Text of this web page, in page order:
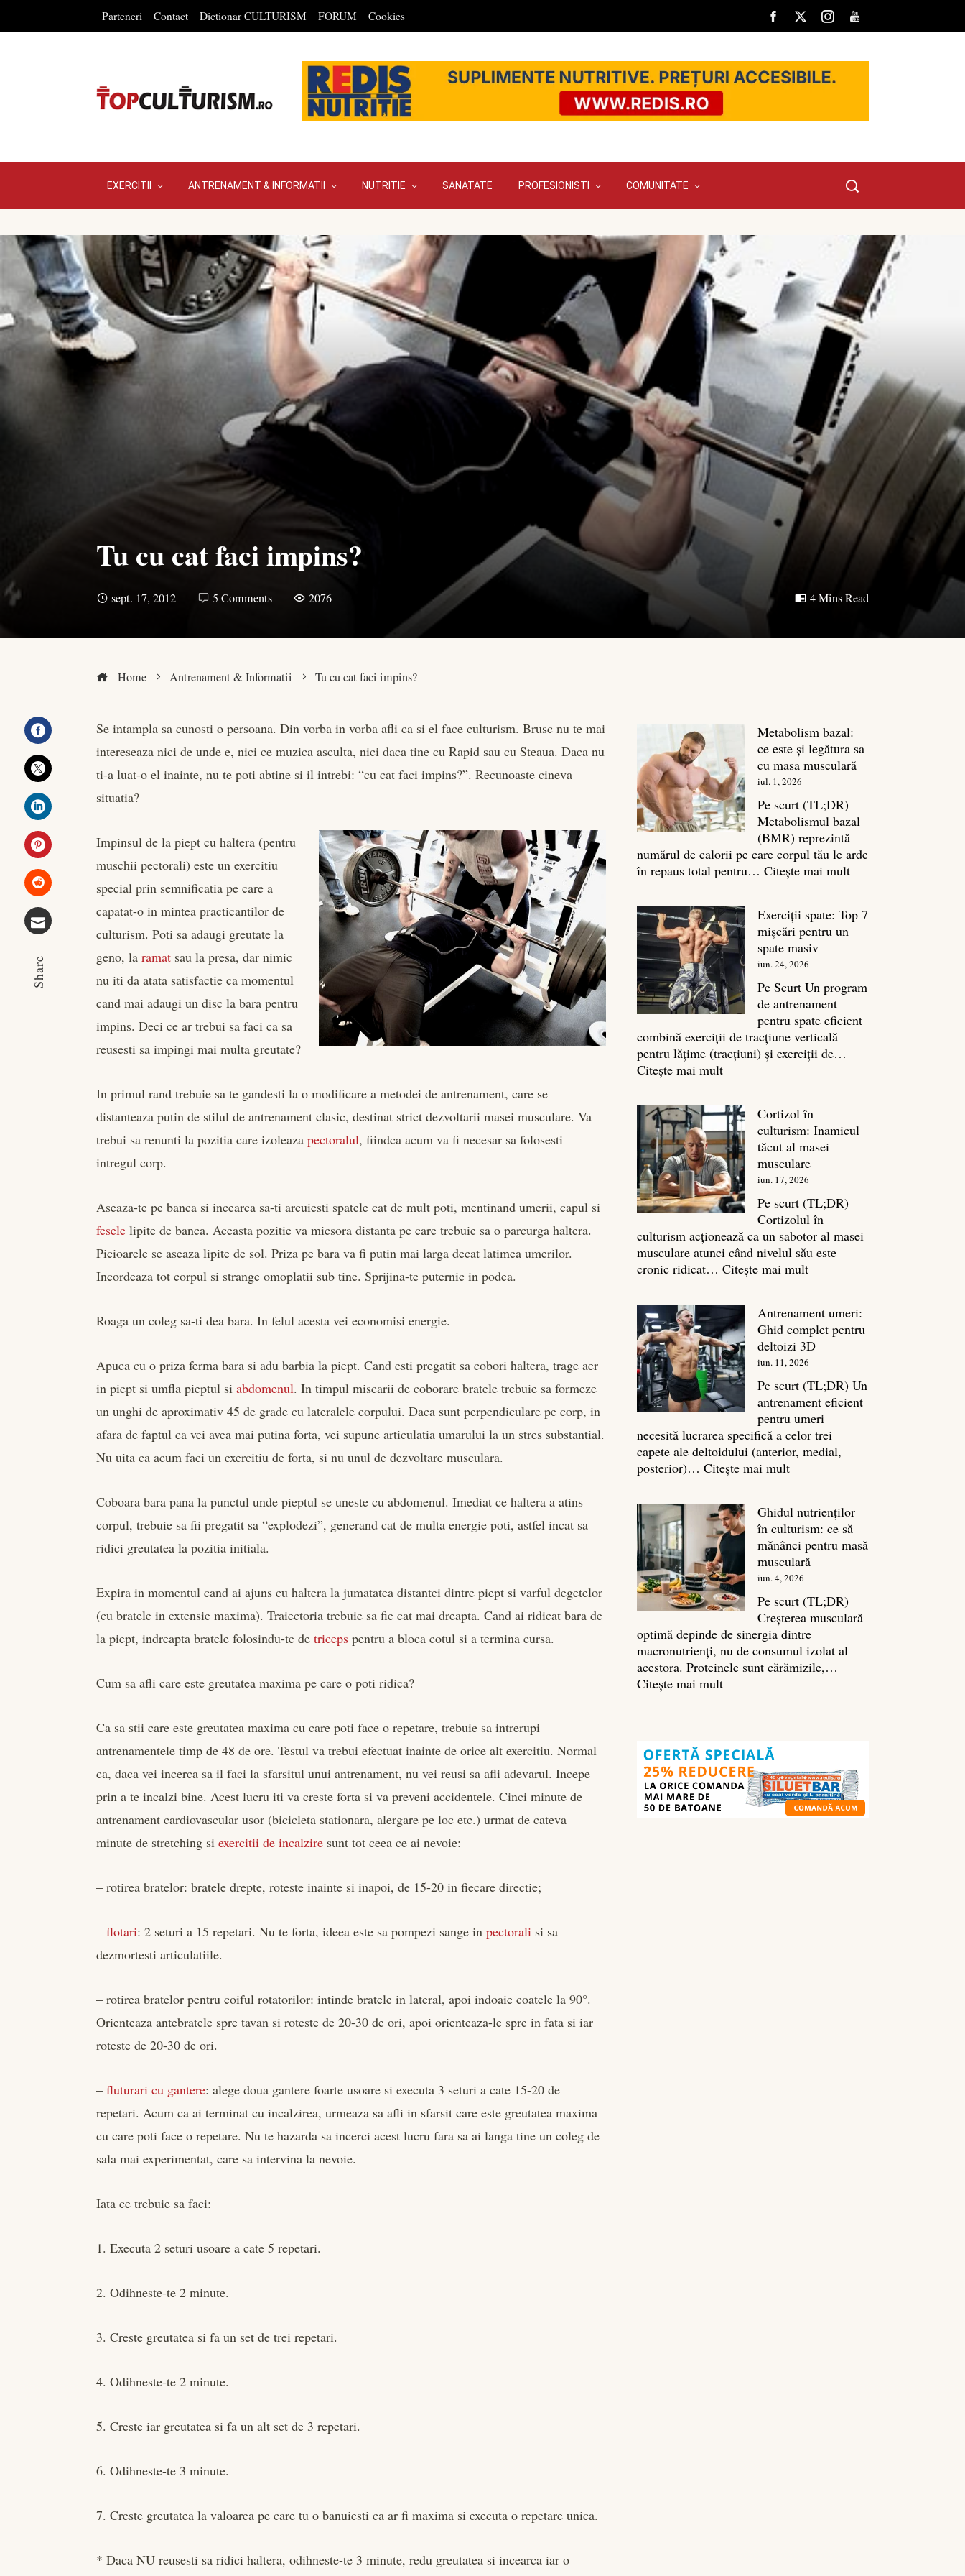
Parteneri Contact Dictionar CULTURISM FORUM Cookies
EXERCITII ANTRENAMENT & INFORMATII NUTRITIE SANATATE PROFESIONISTI COMUNITATE
Tu cu cat faci impins?
sept. 17, 2012 5 Comments 2076 4 Mins Read
Home Antrenament & Informatii Tu cu cat faci impins?
Facebook
Twitter
LinkedIn
Pinterest
Stumbleupon
Share
Se intampla sa cunosti o persoana. Din vorba in vorba afli ca si el face culturism. Brusc nu te mai
intereseaza nici de unde e, nici ce muzica asculta, nici daca tine cu Rapid sau cu Steaua. Daca nu
ti-a luat-o el inainte, nu te poti abtine si il intrebi: “cu cat faci impins?”. Recunoaste cineva
situatia?
Impinsul de la piept cu haltera (pentru
muschii pectorali) este un exercitiu
special prin semnificatia pe care a
capatat-o in mintea practicantilor de
culturism. Poti sa adaugi greutate la
geno, laramat sau la presa, dar nimic
nu iti da atata satisfactie ca momentul
cand mai adaugi un disc la bara pentru
impins. Deci ce ar trebui sa faci ca sa
reusesti sa impingi mai multa greutate?
In primul rand trebuie sa te gandesti la o modificare a metodei de antrenament, care se
distanteaza putin de stilul de antrenament clasic, destinat strict dezvoltarii masei musculare. Va
trebui sa renunti la pozitia care izoleazapectoralul, fiindca acum va fi necesar sa folosesti
intregul corp.
Aseaza-te pe banca si incearca sa-ti arcuiesti spatele cat de mult poti, mentinand umerii, capul si
fesele lipite de banca. Aceasta pozitie va micsora distanta pe care trebuie sa o parcurga haltera.
Picioarele se aseaza lipite de sol. Priza pe bara va fi putin mai larga decat latimea umerilor.
Incordeaza tot corpul si strange omoplatii sub tine. Sprijina-te puternic in podea.
Roaga un coleg sa-ti dea bara. In felul acesta vei economisi energie.
Apuca cu o priza ferma bara si adu barbia la piept. Cand esti pregatit sa cobori haltera, trage aer
in piept si umfla pieptul siabdomenul. In timpul miscarii de coborare bratele trebuie sa formeze
un unghi de aproximativ 45 de grade cu lateralele corpului. Daca sunt perpendiculare pe corp, in
afara de faptul ca vei avea mai putina forta, vei supune articulatia umarului la un stres substantial.
Nu uita ca acum faci un exercitiu de forta, si nu unul de dezvoltare musculara.
Coboara bara pana la punctul unde pieptul se uneste cu abdomenul. Imediat ce haltera a atins
corpul, trebuie sa fii pregatit sa “explodezi”, generand cat de multa energie poti, astfel incat sa
ridici greutatea la pozitia initiala.
Expira in momentul cand ai ajuns cu haltera la jumatatea distantei dintre piept si varful degetelor
(cu bratele in extensie maxima). Traiectoria trebuie sa fie cat mai dreapta. Cand ai ridicat bara de
la piept, indreapta bratele folosindu-te detriceps pentru a bloca cotul si a termina cursa.
Cum sa afli care este greutatea maxima pe care o poti ridica?
Ca sa stii care este greutatea maxima cu care poti face o repetare, trebuie sa intrerupi
antrenamentele timp de 48 de ore. Testul va trebui efectuat inainte de orice alt exercitiu. Normal
ca, daca vei incerca sa il faci la sfarsitul unui antrenament, nu vei reusi sa afli adevarul. Incepe
prin a te incalzi bine. Acest lucru iti va creste forta si va preveni accidentele. Cinci minute de
antrenament cardiovascular usor (bicicleta stationara, alergare pe loc etc.) urmat de cateva
minute de stretching siexercitii de incalzire sunt tot ceea ce ai nevoie:
– rotirea bratelor: bratele drepte, roteste inainte si inapoi, de 15-20 in fiecare directie;
–flotari: 2 seturi a 15 repetari. Nu te forta, ideea este sa pompezi sange inpectorali si sa
dezmortesti articulatiile.
– rotirea bratelor pentru coiful rotatorilor: intinde bratele in lateral, apoi indoaie coatele la 90°.
Orienteaza antebratele spre tavan si roteste de 20-30 de ori, apoi orienteaza-le spre in fata si iar
roteste de 20-30 de ori.
–fluturari cu gantere: alege doua gantere foarte usoare si executa 3 seturi a cate 15-20 de
repetari. Acum ca ai terminat cu incalzirea, urmeaza sa afli in sfarsit care este greutatea maxima
cu care poti face o repetare. Nu te hazarda sa incerci acest lucru fara sa ai langa tine un coleg de
sala mai experimentat, care sa intervina la nevoie.
Iata ce trebuie sa faci:
1. Executa 2 seturi usoare a cate 5 repetari.
2. Odihneste-te 2 minute.
3. Creste greutatea si fa un set de trei repetari.
4. Odihneste-te 2 minute.
5. Creste iar greutatea si fa un alt set de 3 repetari.
6. Odihneste-te 3 minute.
7. Creste greutatea la valoarea pe care tu o banuiesti ca ar fi maxima si executa o repetare unica.
* Daca NU reusesti sa ridici haltera, odihneste-te 3 minute, redu greutatea si incearca iar o
Metabolism bazal:
ce este și legătura sa
cu masa musculară
iul. 1, 2026
Pe scurt (TL;DR)
Metabolismul bazal
(BMR) reprezintă
numărul de calorii pe care corpul tău le arde
în repaus total pentru…Citește mai mult:
ce
sa
masa
Exerciții spate: Top 7
mișcări pentru un
spate masiv
iun. 24, 2026
Pe Scurt Un program
de antrenament
pentru spate eficient
combină exerciții de tracțiune verticală
pentru lățime (tracțiuni) și exerciții de…
Citește mai mult:
spate:
Top
7
mișcări
pentru
un
spate
masiv
Cortizol în
culturism: Inamicul
tăcut al masei
musculare
iun. 17, 2026
Pe scurt (TL;DR)
Cortizolul în
culturism acționează ca un sabotor al masei
musculare atunci când nivelul său este
cronic ridicat…Citește mai mult:
culturism:
Inamicul
tăcut
al
masei
musculare
Antrenament umeri:
Ghid complet pentru
deltoizi 3D
iun. 11, 2026
Pe scurt (TL;DR) Un
antrenament eficient
pentru umeri
necesită lucrarea specifică a celor trei
capete ale deltoidului (anterior, medial,
posterior)…Citește mai mult:
Ghid
complet
pentru
deltoizi
3D
Ghidul nutrienților
în culturism: ce să
mănânci pentru masă
musculară
iun. 4, 2026
Pe scurt (TL;DR)
Creșterea musculară
optimă depinde de sinergia dintre
macronutrienți, nu de consumul izolat al
acestora. Proteinele sunt cărămizile,…
Citește mai mult:
culturism:
ce
să
mănânci